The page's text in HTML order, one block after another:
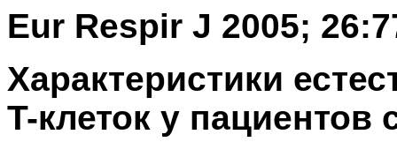
Eur Respir J 2005;
Характеристики
T-клеток у пациентов